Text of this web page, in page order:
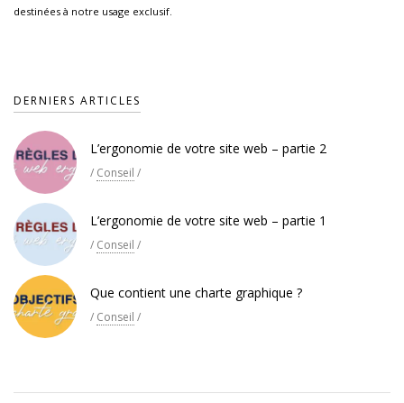
destinées à notre usage exclusif.
DERNIERS ARTICLES
L’ergonomie de votre site web – partie 2
/ Conseil /
L’ergonomie de votre site web – partie 1
/ Conseil /
Que contient une charte graphique ?
/ Conseil /